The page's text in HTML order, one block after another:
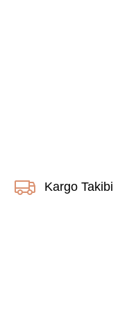
Kargo Takibi